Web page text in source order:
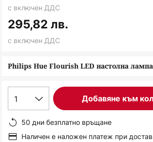
началото
на
галерия
със
Philips Hue Flourish LED настолна
295,82 лв.
с включен ДДС
с включен ДДС
1 Добавяне към
50 дни безплатно връщане
Наличен е наложен платеж при